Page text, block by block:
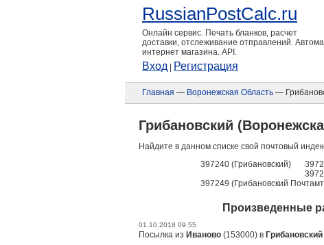
RussianPostCalc.ru
Онлайн сервис. Печать бланков, расчет
доставки, отслеживание отправлений.
интернет магазина. API.
Вход Регистрация
Главная — Воронежская Область —
Грибановский
Найдите в данном списке свой почтовый
397240 (Грибановский)
397249 (Грибановский
Произведенные
01.10.2018 09:55
Посылка из Иваново (153000) в Грибановский